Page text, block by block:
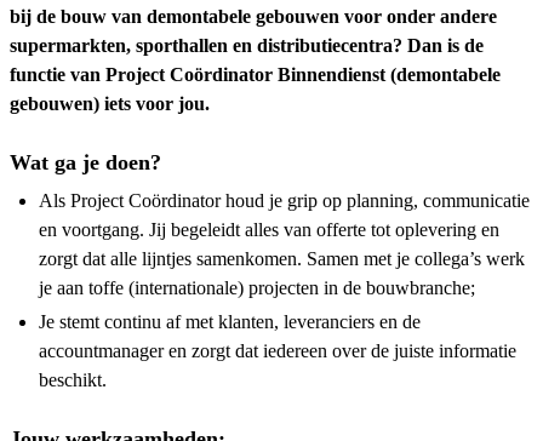
bij de bouw van demontabele gebouwen voor onder andere
supermarkten, sporthallen en distributiecentra? Dan is de
functie van Project Coördinator Binnendienst (demontabele
gebouwen) iets voor jou.
Wat ga je doen?
Als Project Coördinator houd je grip op planning, communicatie
en voortgang. Jij begeleidt alles van offerte tot oplevering en
zorgt dat alle lijntjes samenkomen. Samen met je collega’s werk
je aan toffe (internationale) projecten in de bouwbranche;
Je stemt continu af met klanten, leveranciers en de
accountmanager en zorgt dat iedereen over de juiste informatie
beschikt.